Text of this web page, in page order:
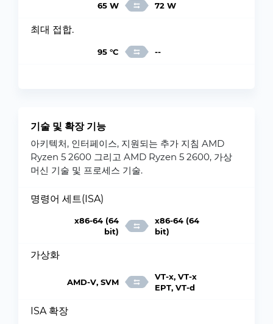
65 W 72 W
최대 접합.
95 °C --
기술 및 확장 기능
아키텍처, 인터페이스, 지원되는 추가 지침 AMD
Ryzen 5 2600 그리고 AMD Ryzen 5 2600, 가상
머신 기술 및 프로세스 기술.
명령어 세트(ISA)
x86-64 (64
bit)
x86-64 (64
bit)
가상화
AMD-V, SVM
VT-x, VT-x
EPT, VT-d
ISA 확장